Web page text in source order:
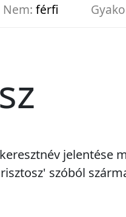
Nem: férfi
jelentése
szóból